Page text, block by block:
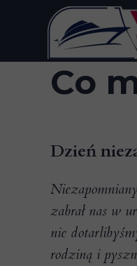
Co
Dzień
zabrał nas w
nie
rodziną i